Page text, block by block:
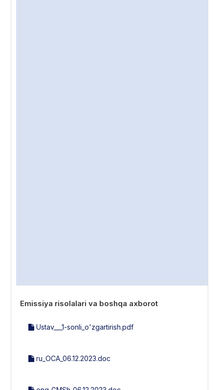
Emissiya risolalari va boshqa axborot
Ustav___1-sonli_o'zgartirish.pdf
ru_ОСА_06.12.2023.doc